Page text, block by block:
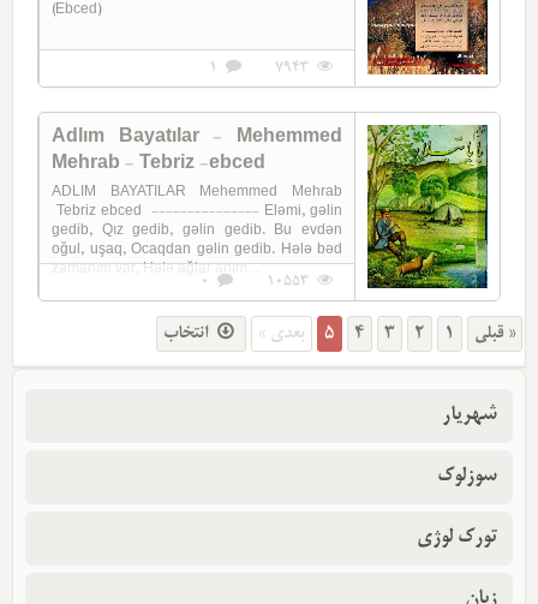
(Ebced)
7943
1
Adlım Bayatılar - Mehemmed
Mehrab - Tebriz -ebced
ADLIM BAYATILAR Mehemmed Mehrab
Tebriz ebced --------------- Eləmi, gəlin
gedib, Qız gedib, gəlin gedib. Bu evdən
oğul, uşaq, Ocaqdan gəlin gedib. Hələ bəd
10553
0
« قبلی 1
2
3
4
5 بعدی » انتخاب
شهریار
سوزلوک
تورک لوژی
زبان